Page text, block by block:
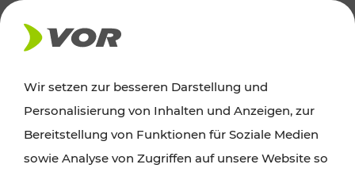
AKTUELLES
Ausflugstipps
Wir setzen zur besseren Darstellung und
Personalisierung von Inhalten und Anzeigen, zur
Bereitstellung von Funktionen für Soziale Medien
sowie Analyse von Zugriffen auf unsere Website so